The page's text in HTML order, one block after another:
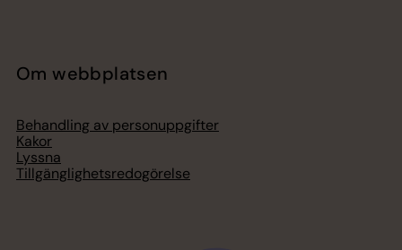
Om webbplatsen
Behandling av personuppgifter
Kakor
Lyssna
Tillgänglighetsredogörelse